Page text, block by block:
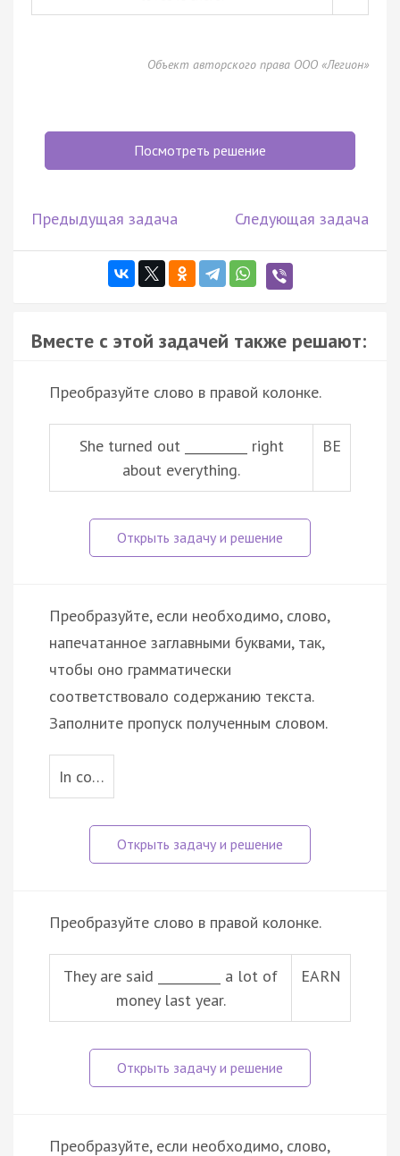
Объект авторского права ООО «Легион»
Посмотреть решение
Предыдущая задача Следующая задача
Вместе с этой задачей также решают:
Преобразуйте слово в правой колонке.
She turned out __________ right
about everything.
BE
Преобразуйте, если необходимо, слово,
напечатанное заглавными буквами, так,
чтобы оно грамматически
соответствовало содержанию текста.
Заполните пропуск полученным словом.
In co…
Преобразуйте слово в правой колонке.
They are said __________ a lot of
money last year.
EARN
Преобразуйте, если необходимо, слово,